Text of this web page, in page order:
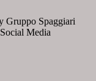
Gruppo Spaggiari
Media